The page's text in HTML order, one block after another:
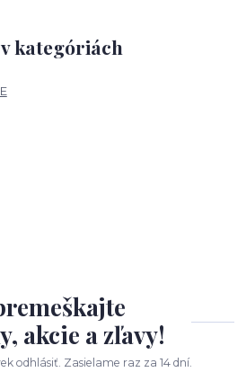
kategóriách
akcie a zľavy!
odhlásiť. Zasielame raz za 14 dní.